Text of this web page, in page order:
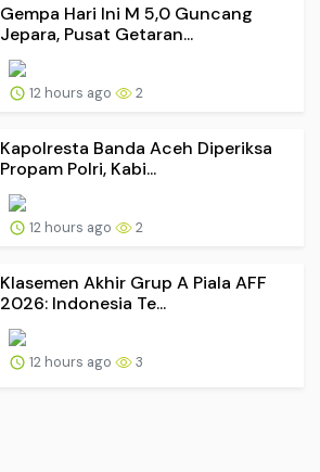
Gempa Hari Ini M 5,0 Guncang
Jepara, Pusat Getaran...
12 hours ago 2
Kapolresta Banda Aceh Diperiksa
Propam Polri, Kabi...
12 hours ago 2
Klasemen Akhir Grup A Piala AFF
2026: Indonesia Te...
12 hours ago 3